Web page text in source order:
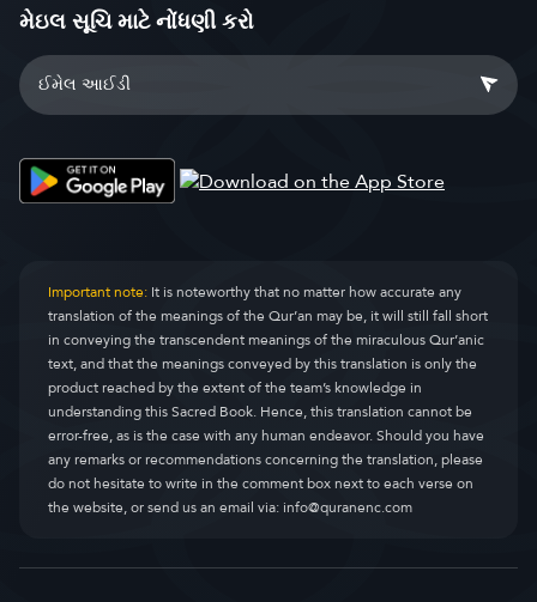
મેઇલ સૂચિ માટે નોંધણી કરો
Important note:It is noteworthy that no matter how accurate any
translation of the meanings of the Qur’an may be, it will still fall short
in conveying the transcendent meanings of the miraculous Qur’anic
text, and that the meanings conveyed by this translation is only the
product reached by the extent of the team’s knowledge in
understanding this Sacred Book. Hence, this translation cannot be
error-free, as is the case with any human endeavor. Should you have
any remarks or recommendations concerning the translation, please
do not hesitate to write in the comment box next to each verse on
the website, or send us an email via:info@quranenc.com